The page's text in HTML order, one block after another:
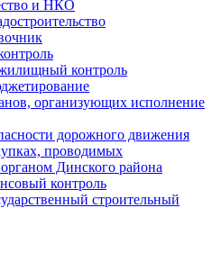
и НКО
контроль
организующих исполнение
дорожного движения
проводимых
Динского района
контроль
строительный